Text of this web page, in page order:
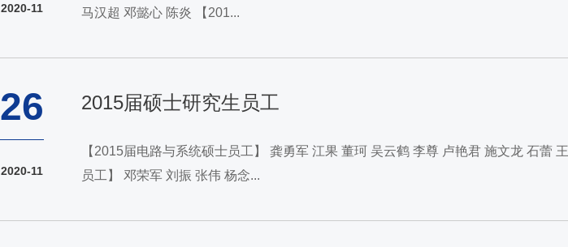
2020-11
马汉超 邓懿心 陈炎 【201...
26
2020-11
2015届硕士研究生员工
【2015届电路与系统硕士员工】 龚勇军 江果 董珂 吴云鹤 李尊 卢艳君 施文龙 石蕾 王海鹏 雷泽 汪攀 秦长泽 蔡光 李立华 冯巧叶 杜杰 张献中 张剑龙 李微 【2015届控制科学与工程硕士
员工】 邓荣军 刘振 张伟 杨念...